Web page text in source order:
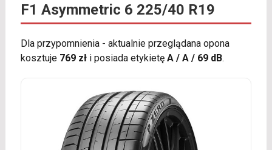
F1 Asymmetric 6 225/40 R19
Dla przypomnienia - aktualnie przeglądana opona
kosztuje 769 złi posiada etykietę A / A / 69 dB.